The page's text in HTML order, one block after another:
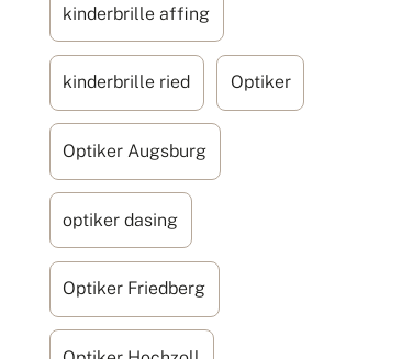
kinderbrille affing
kinderbrille ried Optiker
Optiker Augsburg
optiker dasing
Optiker Friedberg